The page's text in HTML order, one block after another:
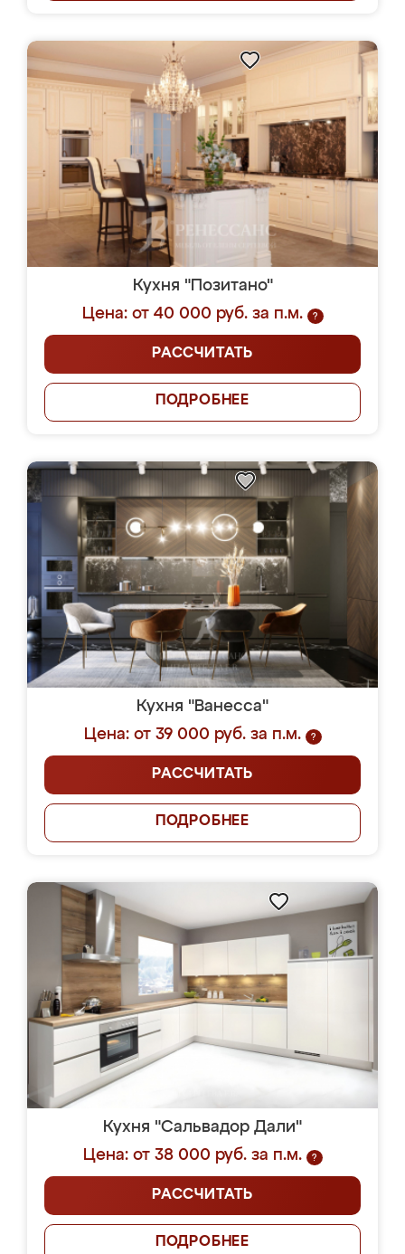
Кухня "Позитано"
Цена: от 40 000 руб. за п.м.
?
РАССЧИТАТЬ
ПОДРОБНЕЕ
Кухня "Ванесса"
Цена: от 39 000 руб. за п.м.
?
РАССЧИТАТЬ
ПОДРОБНЕЕ
Кухня "Сальвадор Дали"
Цена: от 38 000 руб. за п.м.
?
РАССЧИТАТЬ
ПОДРОБНЕЕ